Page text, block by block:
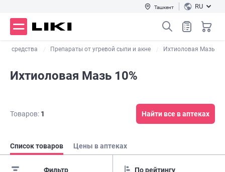
Ташкент RU
средства Препараты от угревой сыпи и акне Ихтиоловая Мазь
Ихтиоловая Мазь 10%
Товаров: 1 Найти все в аптеках
Список товаров Цены в аптеках
Фильтр